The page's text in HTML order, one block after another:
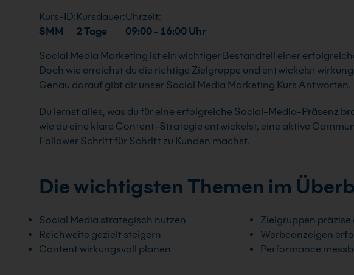
Kurs-ID:
SMM
Kursdauer:
2 Tage
Uhrzeit:
09:00 - 16:00 Uhr
Social Media Marketing ist ein wichtiger Bestandteil einer
Doch wie erreichst du die richtige Zielgruppe und entwickelst
Genau darauf gibt dir unser Social Media Marketing Kurs Antworten.
Du lernst alles, was du für eine erfolgreiche Social-Media-Präsenz
wie du eine klare Content-Strategie entwickelst, eine aktive
Follower Schritt für Schritt zu Kunden machst.
Die wichtigsten Themen im
Social Media strategisch nutzen
Reichweite gezielt steigern
Content wirkungsvoll planen
Zielgruppen präzise
Werbeanzeigen
Performance